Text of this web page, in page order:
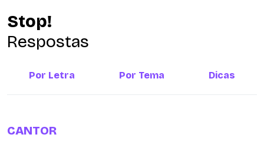
Stop!
Respostas
Por Letra Por Tema Dicas
CANTOR